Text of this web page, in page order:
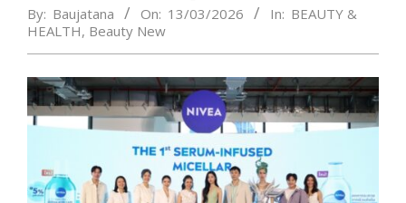
By: Baujatana On: 13/03/2026 In: BEAUTY &
HEALTH, Beauty New